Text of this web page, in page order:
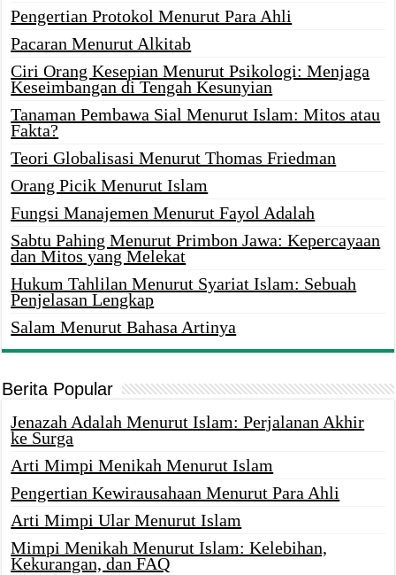
Pengertian Protokol Menurut Para Ahli
Pacaran Menurut Alkitab
Ciri Orang Kesepian Menurut Psikologi: Menjaga
Keseimbangan di Tengah Kesunyian
Tanaman Pembawa Sial Menurut Islam: Mitos atau
Fakta?
Teori Globalisasi Menurut Thomas Friedman
Orang Picik Menurut Islam
Fungsi Manajemen Menurut Fayol Adalah
Sabtu Pahing Menurut Primbon Jawa: Kepercayaan
dan Mitos yang Melekat
Hukum Tahlilan Menurut Syariat Islam: Sebuah
Penjelasan Lengkap
Salam Menurut Bahasa Artinya
Berita Popular
Jenazah Adalah Menurut Islam: Perjalanan Akhir
ke Surga
Arti Mimpi Menikah Menurut Islam
Pengertian Kewirausahaan Menurut Para Ahli
Arti Mimpi Ular Menurut Islam
Mimpi Menikah Menurut Islam: Kelebihan,
Kekurangan, dan FAQ